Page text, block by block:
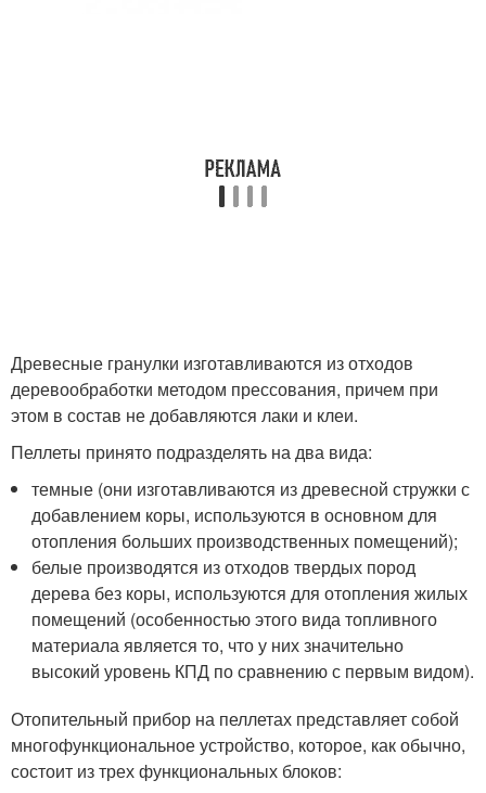
Древесные гранулки изготавливаются из отходов
деревообработки методом прессования, причем при
этом в состав не добавляются лаки и клеи.
Пеллеты принято подразделять на два вида:
темные (они изготавливаются из древесной стружки с
добавлением коры, используются в основном для
отопления больших производственных помещений);
белые производятся из отходов твердых пород
дерева без коры, используются для отопления жилых
помещений (особенностью этого вида топливного
материала является то, что у них значительно
высокий уровень КПД по сравнению с первым видом).
Отопительный прибор на пеллетах представляет собой
многофункциональное устройство, которое, как обычно,
состоит из трех функциональных блоков: